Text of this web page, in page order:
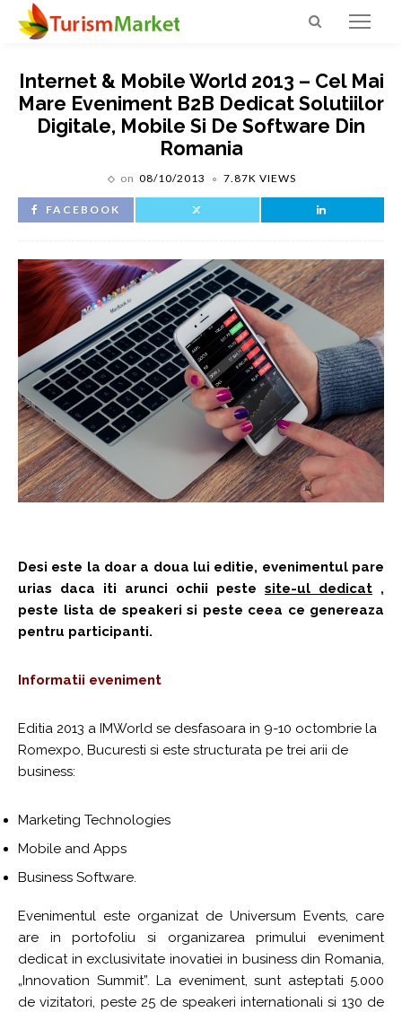
Internet & Mobile World 2013 – Cel Mai
Mare Eveniment B2B Dedicat Solutiilor
Digitale, Mobile Si De Software Din
Romania
on 08/10/2013 7.87K VIEWS
FACEBOOK
Desi este la doar a doua lui editie, evenimentul pare
urias daca iti arunci ochii peste site-ul dedicat ,
peste lista de speakeri si peste ceea ce genereaza
pentru participanti.
Informatii eveniment
Editia 2013 a IMWorld se desfasoara in 9-10 octombrie la
Romexpo, Bucuresti si este structurata pe trei arii de
business:
Marketing Technologies
Mobile and Apps
Business Software.
Evenimentul este organizat de Universum Events, care
are in portofoliu si organizarea primului eveniment
dedicat in exclusivitate inovatiei in business din Romania,
„Innovation Summit”. La eveniment, sunt asteptati 5.000
de vizitatori, peste 25 de speakeri internationali si 130 de